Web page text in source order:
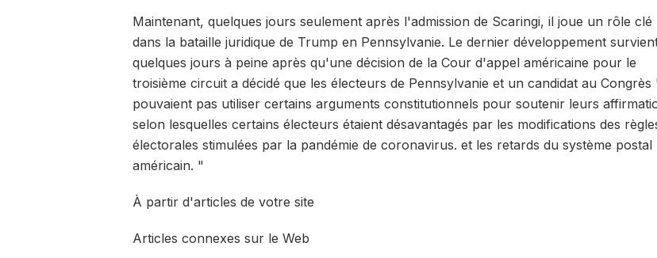
Maintenant, quelques jours seulement après l'admission de Scaringi, il joue un rôle clé
dans la bataille juridique de Trump en Pennsylvanie. Le dernier développement
quelques jours à peine après qu'une décision de la Cour d'appel américaine pour le
troisième circuit a décidé que les électeurs de Pennsylvanie et un candidat au Congrès
pouvaient pas utiliser certains arguments constitutionnels pour soutenir leurs
selon lesquelles certains électeurs étaient désavantagés par les modifications des
électorales stimulées par la pandémie de coronavirus. et les retards du système postal
américain. "
À partir d'articles de votre site
Articles connexes sur le Web